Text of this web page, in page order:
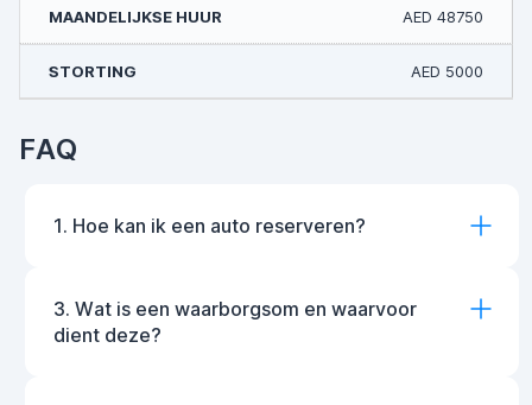
AED 48750
AED 5000
FAQ
1. Hoe kan ik een auto reserveren?
3. Wat is een waarborgsom en waarvoor
dient deze?